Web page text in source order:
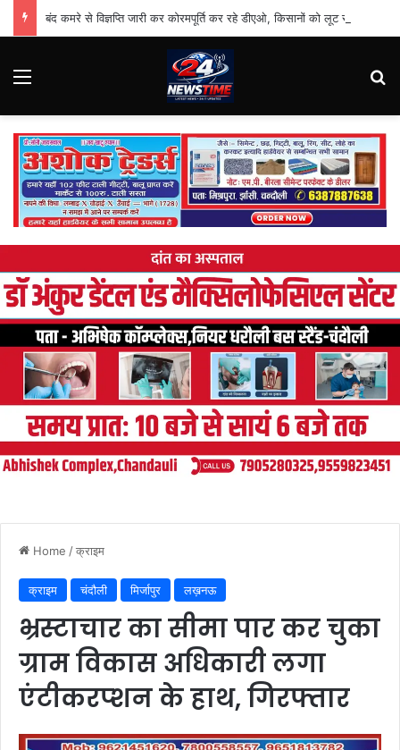
Menu
Home /क्राइम
क्राइम चंदौली मिर्जापुर लख़नऊ
भ्रस्टाचार का सीमा पार कर चुका
ग्राम विकास अधिकारी लगा
एंटीकरप्शन के हाथ, गिरफ्तार